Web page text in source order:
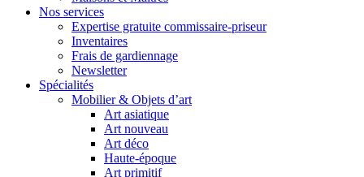
Nos services
Expertise gratuite commissaire-priseur
Inventaires
Frais de gardiennage
Newsletter
Spécialités
Mobilier & Objets d’art
Art asiatique
Art nouveau
Art déco
Haute-époque
Art primitif